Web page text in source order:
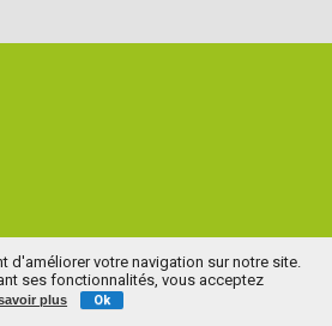
d'améliorer votre navigation sur notre site.
ses fonctionnalités, vous acceptez
plus Ok